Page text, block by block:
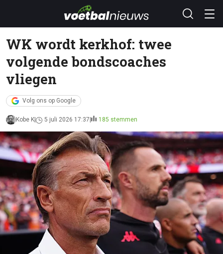
WK wordt kerkhof: twee
volgende bondscoaches
vliegen
Volg ons op Google
Kobe K 5 juli 2026 17:37 185 stemmen